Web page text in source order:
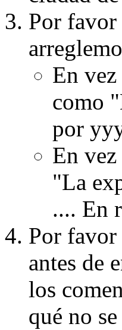
Por favor
En
como
por
En
"La
.... En
Por favor
antes de
los
qué no